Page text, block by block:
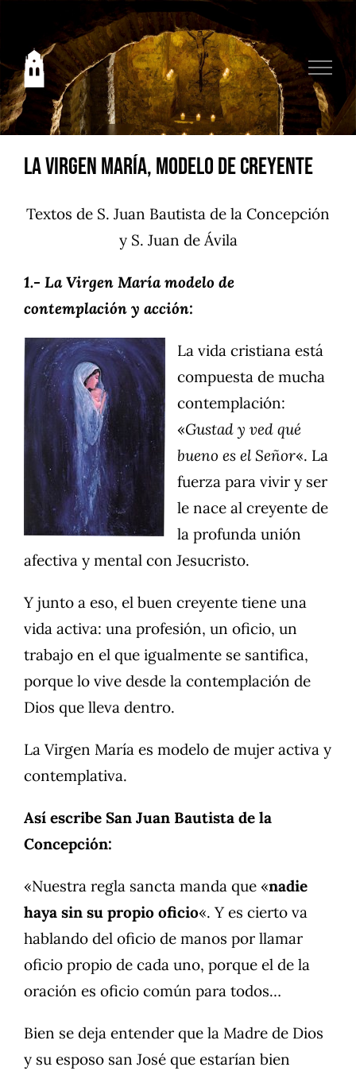
contenido
La Virgen María, modelo de Creyente
Textos de S. Juan Bautista de la Concepción
y S. Juan de Ávila
1.- La Virgen María modelo de
contemplación y acción:
La vida cristiana está
compuesta de mucha
contemplación:
«Gustad y ved qué
bueno es el Señor«. La
fuerza para vivir y ser
le nace al creyente de
la profunda unión
afectiva y mental con Jesucristo.
Y junto a eso, el buen creyente tiene una
vida activa: una profesión, un oficio, un
trabajo en el que igualmente se santifica,
porque lo vive desde la contemplación de
Dios que lleva dentro.
La Virgen María es modelo de mujer activa y
contemplativa.
Así escribe San Juan Bautista de la
Concepción:
«Nuestra regla sancta manda que «nadie
haya sin su propio oficio«. Y es cierto va
hablando del oficio de manos por llamar
oficio propio de cada uno, porque el de la
oración es oficio común para todos…
Bien se deja entender que la Madre de Dios
y su esposo san José que estarían bien